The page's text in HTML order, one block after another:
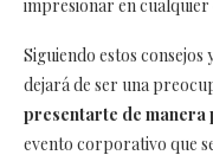
impresionar en cualquier
Siguiendo estos
dejará de ser una
presentarte de
evento corporativo que